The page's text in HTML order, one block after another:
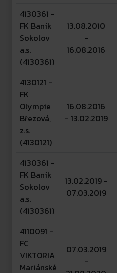
4130361 -
FK Baník
Sokolov
a.s.
(4130361)
13.08.2010
-
16.08.2016
4130121 -
FK
Olympie
Březová,
z.s.
(4130121)
16.08.2016
- 13.02.2019
4130361 -
FK Baník
Sokolov
a.s.
(4130361)
13.02.2019 -
07.03.2019
4110091 -
FC
VIKTORIA
Mariánské
07.03.2019
-